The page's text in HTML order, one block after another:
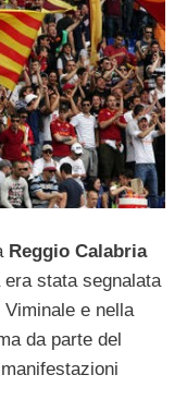
Reggio Calabria
stata segnalata
e nella
da parte del